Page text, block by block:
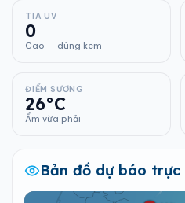
TIA UV
0
Cao — dùng kem
ĐIỂM SƯƠNG
26°C
Ẩm vừa phải
Bản đồ dự báo trực